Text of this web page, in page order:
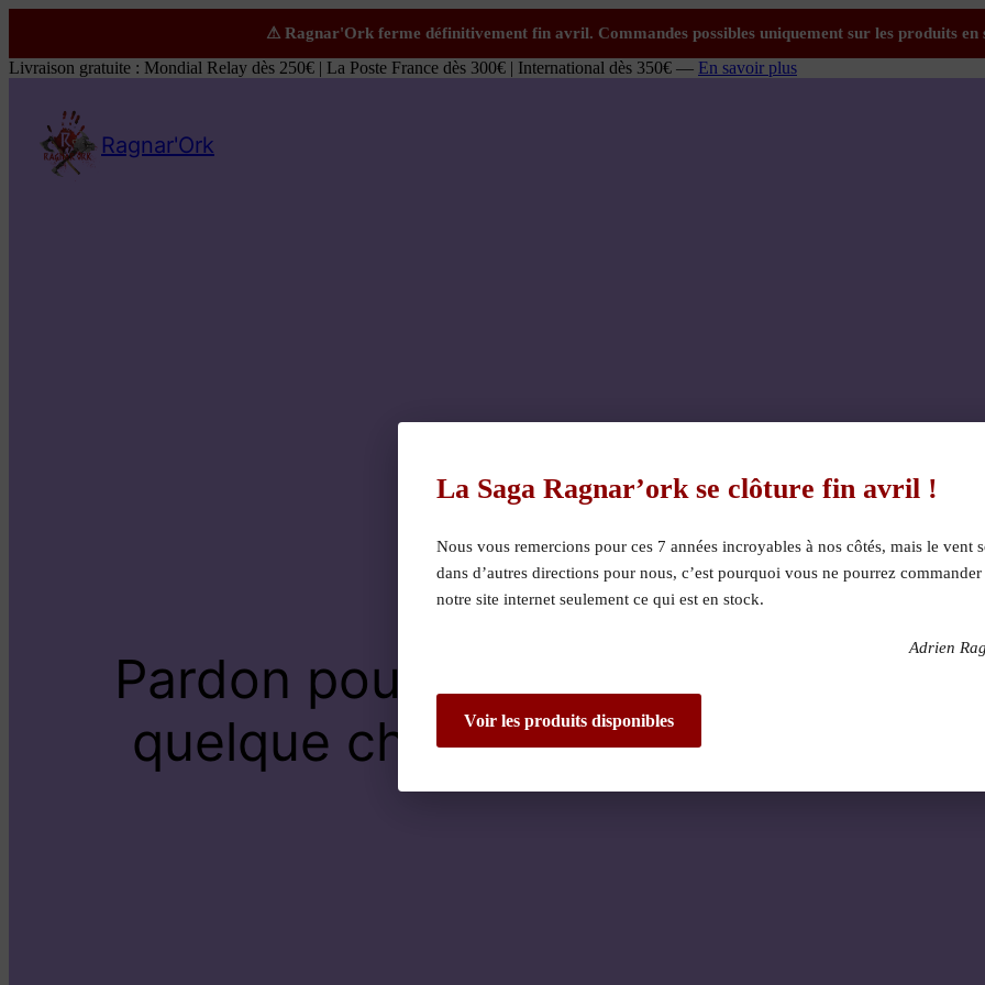
Livraison gratuite : Mondial Relay dès 250€ | La Poste France dès 300€ | International dès 350€ — En savoir plus
Ragnar'Ork
Pardon pour le dérangement !
quelque chose de fantastique –
La Saga Ragnar’ork se clôture fin avril !
Nous vous remercions pour ces 7 années incroyables à nos côtés, mais le vent
dans d’autres directions pour nous, c’est pourquoi vous ne pourrez
notre site internet seulement ce qui est en stock.
Adrien
Voir les produits disponibles